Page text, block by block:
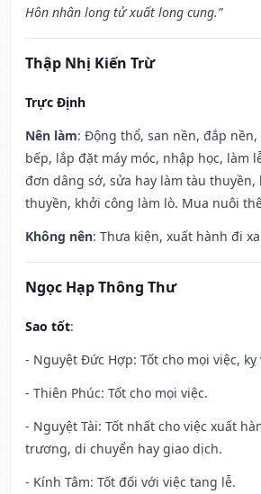
Hôn nhân long tử xuất long cung.”
Thập Nhị Kiến Trừ
Trực Định
Nên làm: Động thổ, san nền, đắp
bếp, lắp đặt máy móc, nhập học, làm
đơn dâng sớ, sửa hay làm tàu
thuyền, khởi công làm lò. Mua nuôi
Không nên: Thưa kiện, xuất hành đi xa
Ngọc Hạp Thông Thư
Sao tốt:
- Nguyệt Đức Hợp: Tốt cho mọi việc,
- Thiên Phúc: Tốt cho mọi việc.
- Nguyệt Tài: Tốt nhất cho việc xuất
trương, di chuyển hay giao dịch.
- Kính Tâm: Tốt đối với việc tang lễ.